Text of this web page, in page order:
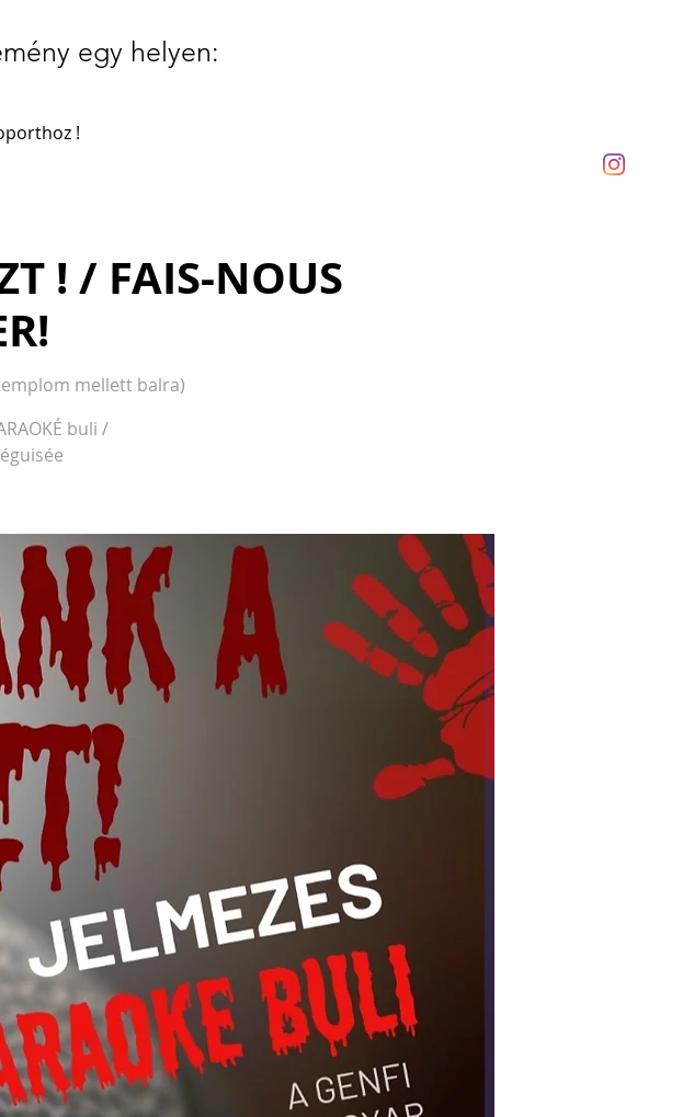
egy helyen:
!
! / FAIS-NOUS
mellett balra)
buli /